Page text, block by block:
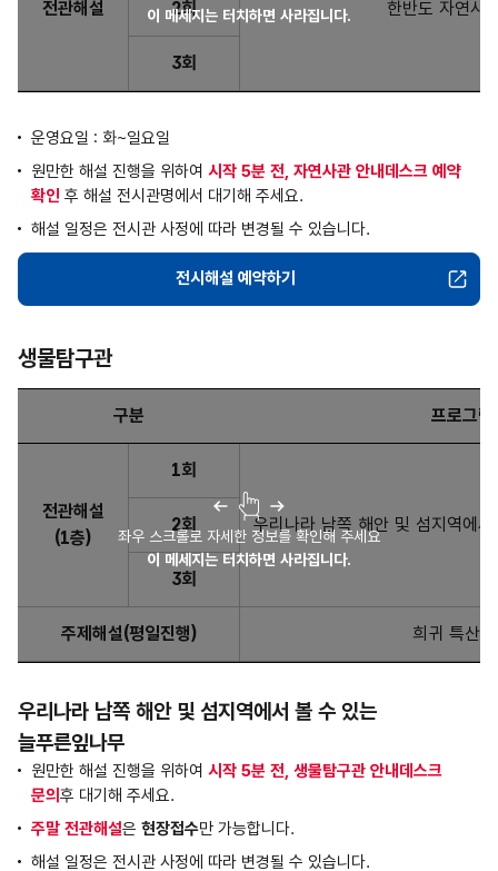
이 메세지는 터치하면 사라집니다.
전관해설 한반도 자연사
2회
3회
운영요일 : 화~일요일
원만한 해설 진행을 위하여 시작 5분 전, 자연사관 안내데스크 예약
확인 후 해설 전시관명에서 대기해 주세요.
해설 일정은 전시관 사정에 따라 변경될 수 있습니다.
자연사관
전시해설 예약하기
생물탐구관
좌우 스크롤로 자세한 정보를 확인해 주세요
이 메세지는 터치하면 사라집니다.
생물탐구관 : 구분, 프로그램, 운영시간, 대상 및 인원, 소요시간
구분 프로그램
전관해설
(1층)
1회
우리나라 남쪽 해안 및 섬지역에
2회
3회
주제해설(평일진행) 희귀 특산
우리나라 남쪽 해안 및 섬지역에서 볼 수 있는
늘푸른잎나무
원만한 해설 진행을 위하여 시작 5분 전, 생물탐구관 안내데스크
문의 후 대기해 주세요.
주말 전관해설은 현장접수만 가능합니다.
해설 일정은 전시관 사정에 따라 변경될 수 있습니다.